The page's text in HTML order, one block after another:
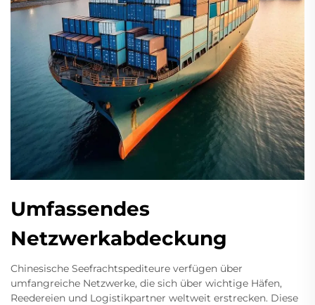
Umfassendes
Netzwerkabdeckung
Chinesische Seefrachtspediteure verfügen über
umfangreiche Netzwerke, die sich über wichtige Häfen,
Reedereien und Logistikpartner weltweit erstrecken. Diese